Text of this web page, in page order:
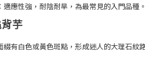
適應性強，耐陰耐旱，為最常見的入門品種。
芋
綴有白色或黃色斑點，形成迷人的大理石紋